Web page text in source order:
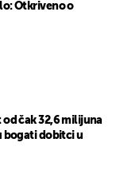
Otkriveno o
od čak 32,6 milijuna
bogati dobitci u